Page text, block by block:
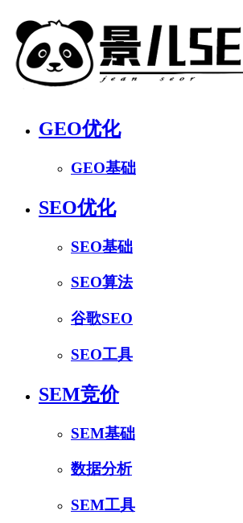
GEO优化
GEO基础
SEO优化
SEO基础
SEO算法
谷歌SEO
SEO工具
SEM竞价
SEM基础
数据分析
SEM工具